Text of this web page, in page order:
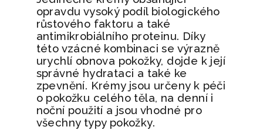
opravdu vysoký podíl biologického
růstového faktoru a také
antimikrobiálního proteinu. Díky
této vzácné kombinaci se výrazně
urychlí obnova pokožky, dojde k její
správné hydrataci a také ke
zpevnění. Krémy jsou určeny k péči
o pokožku celého těla, na denní i
noční použití a jsou vhodné pro
všechny typy pokožky.